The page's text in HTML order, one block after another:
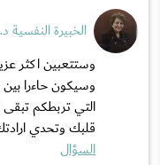
الخبيرة
وستتعبين اكثر
وسيكون حاءرا
التي تربطكم
قلبك وتحدي
السؤال